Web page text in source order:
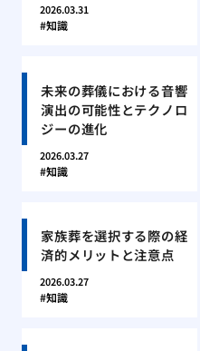
2026.03.31
知識
未来の葬儀における音響
演出の可能性とテクノロ
ジーの進化
2026.03.27
知識
家族葬を選択する際の経
済的メリットと注意点
2026.03.27
知識